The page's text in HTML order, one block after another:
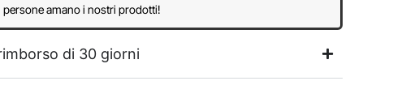
persone amano i nostri prodotti!
di 30 giorni